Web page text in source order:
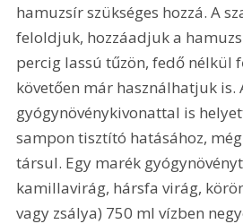
hamuzsír szükséges hozzá. A
feloldjuk, hozzáadjuk a
percig lassú tűzön, fedő nélkül
követően már használhatjuk is.
gyógynövénykivonattal is
sampon tisztító hatásához,
társul. Egy marék
kamillavirág, hársfa virág,
vagy zsálya) 750 ml vízben